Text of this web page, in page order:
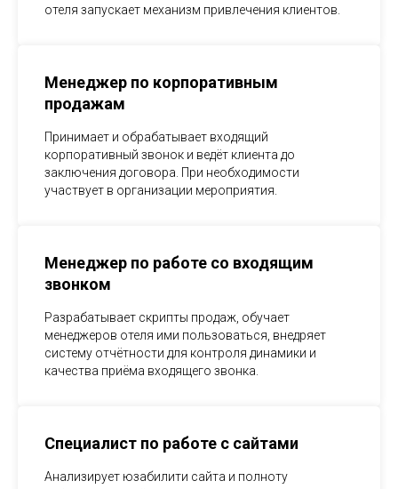
отеля запускает механизм привлечения клиентов.
Менеджер по корпоративным
продажам
Принимает и обрабатывает входящий
корпоративный звонок и ведёт клиента до
заключения договора. При необходимости
участвует в организации мероприятия.
Менеджер по работе со входящим
звонком
Разрабатывает скрипты продаж, обучает
менеджеров отеля ими пользоваться, внедряет
систему отчётности для контроля динамики и
качества приёма входящего звонка.
Специалист по работе с сайтами
Анализирует юзабилити сайта и полноту